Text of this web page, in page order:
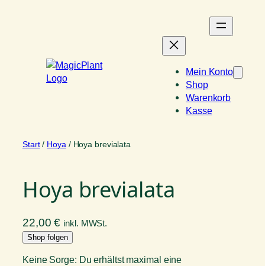
Mein Konto
Shop
Warenkorb
Kasse
Start/ Hoya / Hoya brevialata
Hoya brevialata
22,00€ inkl. MWSt.
Shop folgen
Keine Sorge: Du erhältst maximal eine